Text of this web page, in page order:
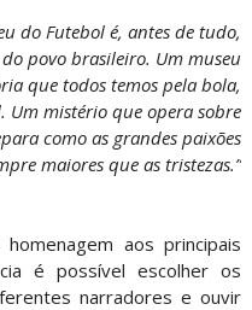
do Futebol é, antes de tudo,
povo brasileiro. Um museu
que todos temos pela bola,
Um mistério que opera sobre
como as grandes paixões
maiores que as tristezas.”
aos principais
é possível escolher os
narradores e ouvir